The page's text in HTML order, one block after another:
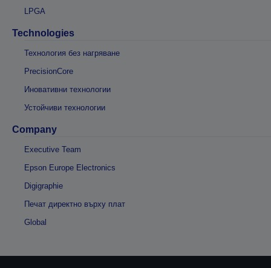
LPGA
Technologies
Технология без нагряване
PrecisionCore
Иновативни технологии
Устойчиви технологии
Company
Executive Team
Epson Europe Electronics
Digigraphie
Печат директно върху плат
Global